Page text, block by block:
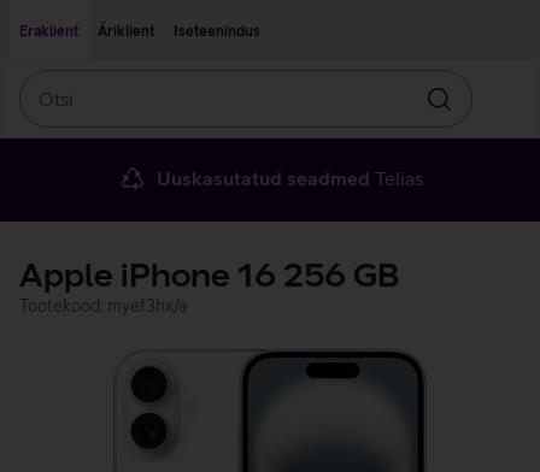
Eraklient
Äriklient Iseteenindus
Otsin
Uuskasutatud seadmed Telias
Apple iPhone 16 256 GB
Tootekood: myef3hx/a